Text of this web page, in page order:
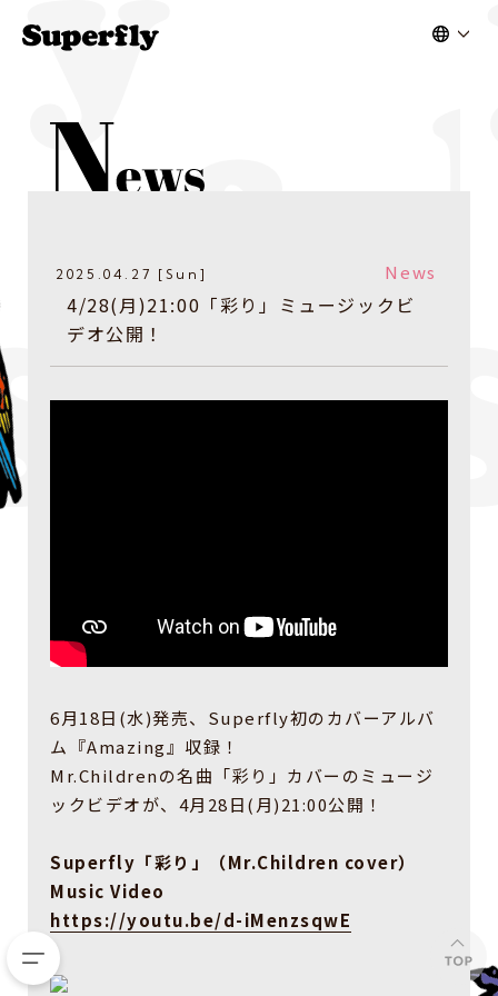
2025.04.27 [Sun] News
4/28(月)21:00「彩り」ミュージックビ
デオ公開！
6月18日(水)発売、Superfly初のカバーアルバ
ム『Amazing』収録！
Mr.Childrenの名曲「彩り」カバーのミュージ
ックビデオが、4月28日(月)21:00公開！
Superfly「彩り」（Mr.Children cover）
Music Video
https://youtu.be/d-iMenzsqwE